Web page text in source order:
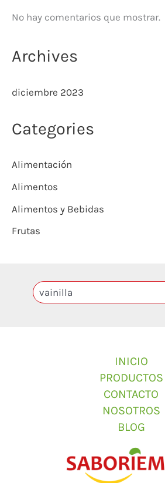
No hay comentarios que mostrar.
Archives
diciembre 2023
Categories
Alimentación
Alimentos
Alimentos y Bebidas
Frutas
INICIO
PRODUCTOS
CONTACTO
NOSOTROS
BLOG